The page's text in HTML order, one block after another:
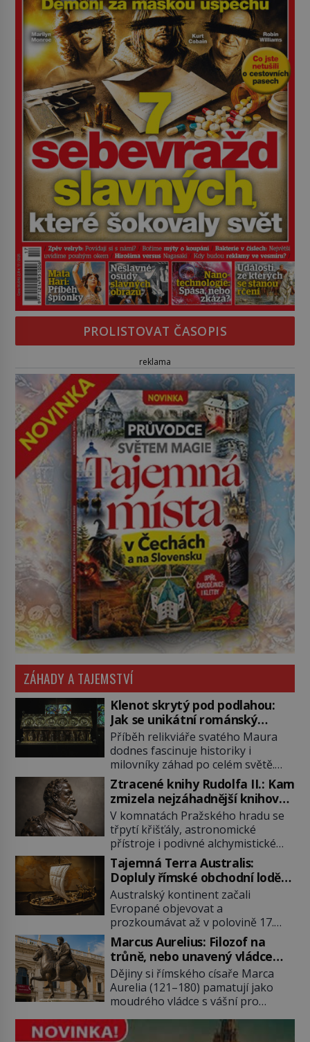
PROLISTOVAT ČASOPIS
reklama
ZÁHADY A TAJEMSTVÍ
Klenot skrytý pod podlahou:
Jak se unikátní románský
poklad dostal do zapadlého
Bečova?
Příběh relikviáře svatého Maura
dodnes fascinuje historiky i
milovníky záhad po celém světě.
Tato románská zlatnická památka
ze 13. století je po českých
korunovačních klenotech druhým
nejcennějším movitým majetkem v
České republice. Přestože byl
klenot v roce 1985 po dramatickém
pátrání kriminalistů úspěšně
nalezen, jeho minulost stále
obestírá hustá mlha. Otázky, jak
přesně se tato […]
Ztracené knihy Rudolfa II.: Kam
zmizela nejzáhadnější knihovna
Evropy?
V komnatách Pražského hradu se
třpytí křišťály, astronomické
přístroje i podivné alchymistické
rukopisy. Císař Rudolf II.
shromažďuje vše, co souvisí s
tajemstvím přírody, hvězd i
lidského poznání. Jenže po jeho
smrti se jeho slavné sbírky začínají
rozpadat a část z nich mizí navždy.
Kdo odnesl nejvzácnější knihy? A
existují ještě někde zapomenuté
rukopisy, které nikdo […]
Tajemná Terra Australis:
Dopluly římské obchodní lodě
až do Austrálie?
Australský kontinent začali
Evropané objevovat a
prozkoumávat až v polovině 17.
století. Existuje však možnost, že
by se o tento vzdálený kontinent
mohly zajímat již evropské
starověké civilizace, a to o 15
století dříve? Již od starověku
kartografové zakreslovali do map
záhadný kontinent Terra Australis
– Jižní zemi. Proč? Do jisté míry to
Marcus Aurelius: Filozof na
trůně, nebo unavený vládce
závislý na opiu?
Dějiny si římského císaře Marca
Aurelia (121–180) pamatují jako
moudrého vládce s vášní pro
vnímat v kontextu jeho postavení i